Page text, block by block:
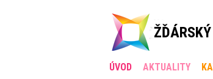
ÚVOD AKTUALITY